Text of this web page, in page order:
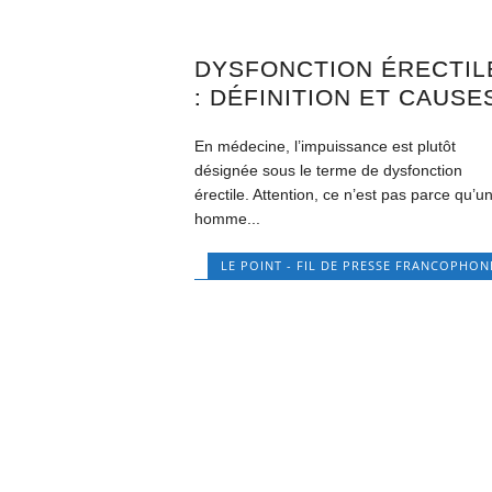
DYSFONCTION
: DÉFINITION ET
En médecine, l’impuissance est plutôt
désignée sous le terme de dysfonction
érectile. Attention, ce n’est pas parce qu’un
homme...
LE POINT - FIL DE PRESSE